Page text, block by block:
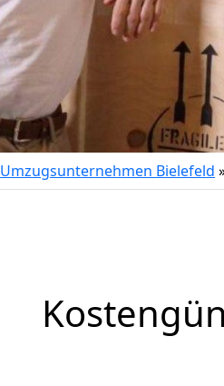
Umzugsunternehmen Bielefeld